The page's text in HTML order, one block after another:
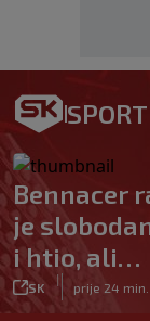
SPORT
Bennacer
je
i htio, ali…
SK
|
prije 24 min.